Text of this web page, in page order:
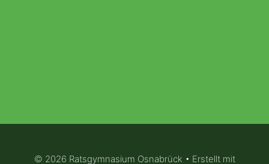
© 2026 Ratsgymnasium Osnabrück • Erstellt mit